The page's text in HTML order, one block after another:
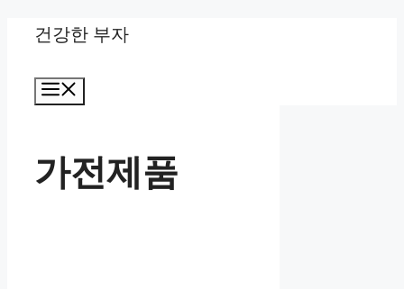
Skip
content
건강한 부자
가전제품